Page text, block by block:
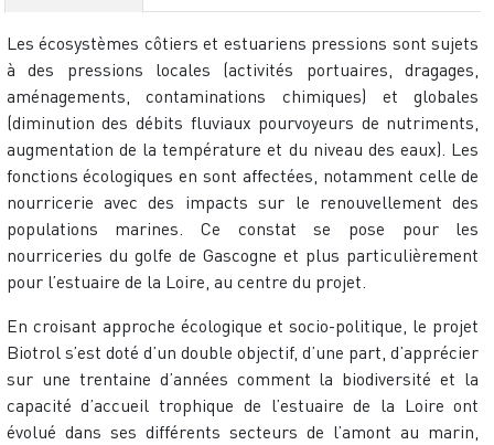
Les écosystèmes côtiers et estuariens pressions sont sujets
à des pressions locales (activités portuaires, dragages,
aménagements, contaminations chimiques) et globales
(diminution des débits fluviaux pourvoyeurs de nutriments,
augmentation de la température et du niveau des eaux). Les
fonctions écologiques en sont affectées, notamment celle de
nourricerie avec des impacts sur le renouvellement des
populations marines. Ce constat se pose pour les
nourriceries du golfe de Gascogne et plus particulièrement
pour l’estuaire de la Loire, au centre du projet.
En croisant approche écologique et socio-politique, le projet
Biotrol s’est doté d’un double objectif, d’une part, d’apprécier
sur une trentaine d’années comment la biodiversité et la
capacité d’accueil trophique de l’estuaire de la Loire ont
évolué dans ses différents secteurs de l’amont au marin,